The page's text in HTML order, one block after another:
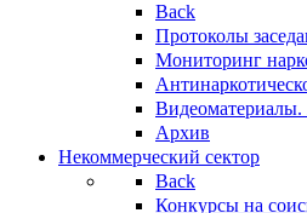
Back
Протоколы
Мониторинг
Архив
Некоммерческий сектор
Back
Конкурсы на